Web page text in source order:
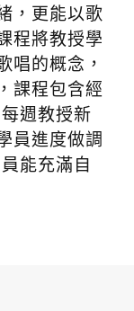
，更能以歌
程將教授學
唱的概念，
課程包含經
週教授新
員進度做調
能充滿自